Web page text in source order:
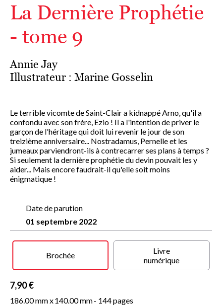
La Dernière Prophétie
- tome 9
Annie Jay
Illustrateur : Marine Gosselin
Le terrible vicomte de Saint-Clair a kidnappé Arno, qu'il a
confondu avec son frère, Ezio ! Il a l'intention de priver le
garçon de l'héritage qui doit lui revenir le jour de son
treizième anniversaire... Nostradamus, Pernelle et les
jumeaux parviendront-ils à contrecarrer ses plans à temps ?
Si seulement la dernière prophétie du devin pouvait les y
aider... Mais encore faudrait-il qu'elle soit moins
énigmatique !
Date de parution
01 septembre 2022
Brochée
Livre
numérique
7,90 €
186.00 mm x140.00 mm- 144 pages